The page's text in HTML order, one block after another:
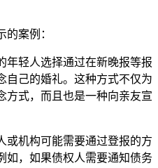
案例：
年轻人选择通过在新晚报等报
自己的婚礼。这种方式不仅为
方式，而且也是一种向亲友宣
或机构可能需要通过登报的方
如，如果债权人需要通知债务